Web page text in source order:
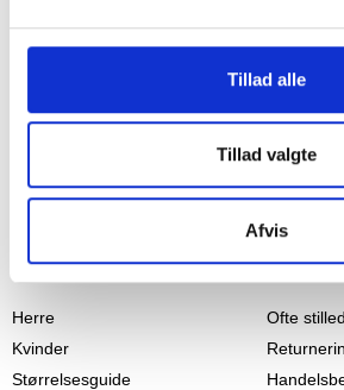
Tillad alle
Tillad valgte
Afvis
Herre
Kvinder
Størrelsesguide
Ofte